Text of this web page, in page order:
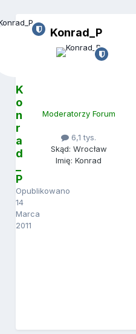
K
o
n
r
a
d
P
Opublikowano
14
Marca
2011
Konrad_P
Moderatorzy Forum
6,1 tys.
Skąd: Wrocław
Imię: Konrad